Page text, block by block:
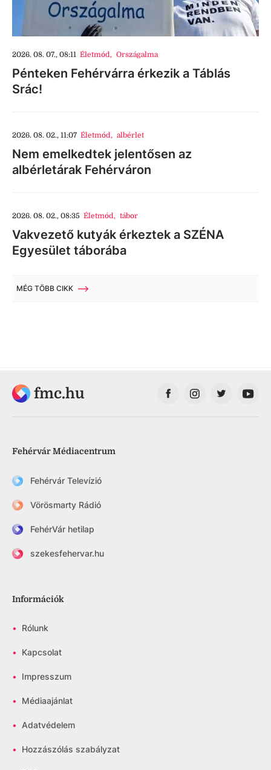
2026. 08. 07., 08:11 Életmód, Országalma
Pénteken Fehérvárra érkezik a Táblás
Srác!
2026. 08. 02., 11:07 Életmód, albérlet
Nem emelkedtek jelentősen az
albérletárak Fehérváron
2026. 08. 02., 08:35 Életmód, tábor
Vakvezető kutyák érkeztek a SZÉNA
Egyesület táborába
MÉG TÖBB CIKK
fmc.hu
Fehérvár Médiacentrum
Fehérvár Televízió
Vörösmarty Rádió
FehérVár hetilap
szekesfehervar.hu
Információk
• Rólunk
• Kapcsolat
• Impresszum
• Médiaajánlat
• Adatvédelem
• Hozzászólás szabályzat